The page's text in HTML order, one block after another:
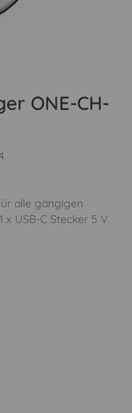
ONE-CH-
alle gängigen
x USB-C Stecker 5 V